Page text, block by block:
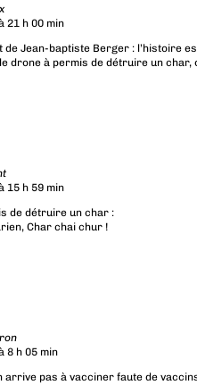
21 h 00 min
de Jean-baptiste Berger : l’histoire
drone à permis de détruire un
15 h 59 min
de détruire un char :
Char chai chur !
8 h 05 min
arrive pas à vacciner faute de